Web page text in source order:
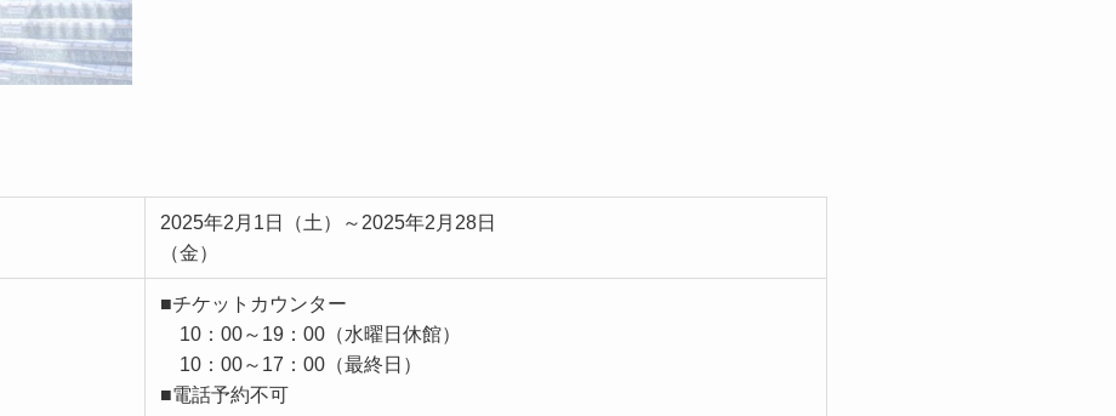
2025年2月1日（土）～2025年2月28日
（金）
■チケットカウンター
10：00～19：00（水曜日休館）
10：00～17：00（最終日）
■電話予約不可